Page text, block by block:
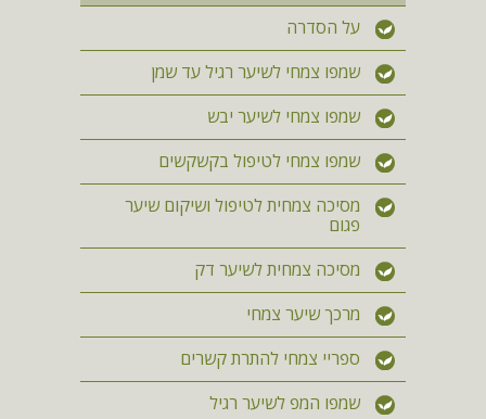
על הסדרה
שמפו צמחי לשיער רגיל עד שמן
שמפו צמחי לשיער יבש
שמפו צמחי לטיפול בקשקשים
מסיכה צמחית לטיפול ושיקום שיער
פגום
מסיכה צמחית לשיער דק
מרכך שיער צמחי
ספריי צמחי להתרת קשרים
שמפו המפ לשיער רגיל